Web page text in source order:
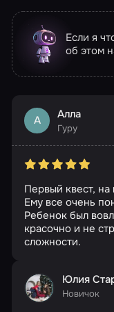
Если я
об этом
А Алла
Гуру
Первый квест,
Ему все очень
Ребенок был
красочно и не
сложности.
Юлия
Новичок